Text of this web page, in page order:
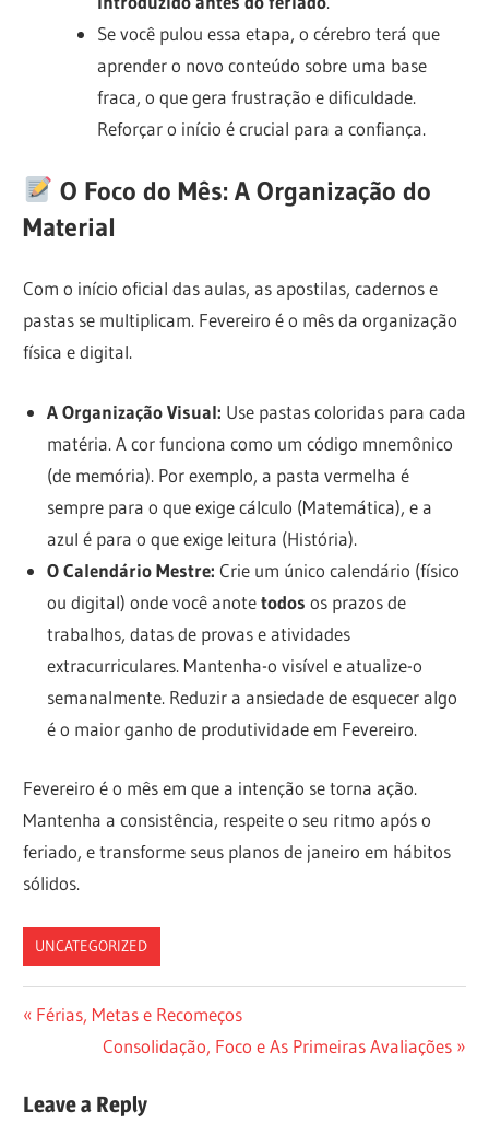
Se você pulou essa etapa, o cérebro terá que
aprender o novo conteúdo sobre uma base
fraca, o que gera frustração e dificuldade.
Reforçar o início é crucial para a confiança.
O Foco do Mês: A Organização do
Material
Com o início oficial das aulas, as apostilas, cadernos e
pastas se multiplicam. Fevereiro é o mês da organização
física e digital.
A Organização Visual: Use pastas coloridas para cada
matéria. A cor funciona como um código mnemônico
(de memória). Por exemplo, a pasta vermelha é
sempre para o que exige cálculo (Matemática), e a
azul é para o que exige leitura (História).
O Calendário Mestre: Crie um único calendário (físico
ou digital) onde você anotetodos os prazos de
trabalhos, datas de provas e atividades
extracurriculares. Mantenha-o visível e atualize-o
semanalmente. Reduzir a ansiedade de esquecer algo
é o maior ganho de produtividade em Fevereiro.
Fevereiro é o mês em que a intenção se torna ação.
Mantenha a consistência, respeite o seu ritmo após o
feriado, e transforme seus planos de janeiro em hábitos
sólidos.
UNCATEGORIZED
Navegação
Post
Previous
Férias, Metas e Recomeços
Next
Consolidação, Foco e As Primeiras Avaliações
Leave a Reply